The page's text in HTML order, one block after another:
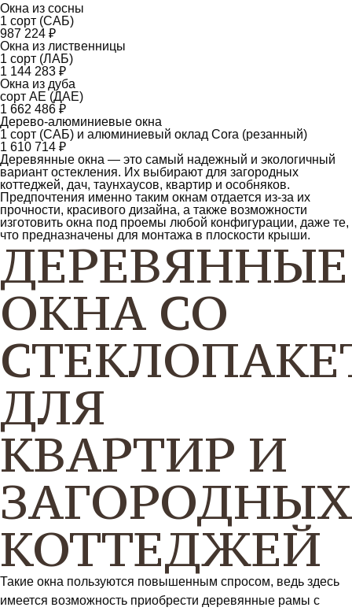
Окна из сосны
1 сорт (САБ)
987 224 ₽
Окна из лиственницы
1 сорт (ЛАБ)
1 144 283 ₽
Окна из дуба
сорт АЕ (ДАЕ)
1 662 486 ₽
Дерево-алюминиевые окна
1 сорт (САБ) и алюминиевый оклад Cora (резанный)
1 610 714 ₽
Деревянные окна — это самый надежный и экологичный
вариант остекления. Их выбирают для загородных
коттеджей, дач, таунхаусов, квартир и особняков.
Предпочтения именно таким окнам отдается из-за их
прочности, красивого дизайна, а также возможности
изготовить окна под проемы любой конфигурации, даже те,
что предназначены для монтажа в плоскости крыши.
ДЕРЕВЯННЫЕ
ОКНА СО
ДЛЯ
КВАРТИР И
ЗАГОРОДНЫХ
КОТТЕДЖЕЙ
Такие окна пользуются повышенным спросом, ведь здесь
имеется возможность приобрести деревянные рамы с